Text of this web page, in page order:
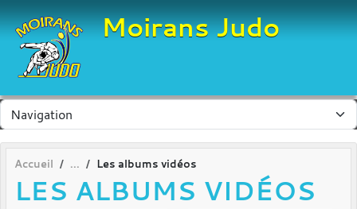
Moirans Judo
Accueil Les albums vidéos
LES ALBUMS VIDÉOS
Panneau de gestion des cookies